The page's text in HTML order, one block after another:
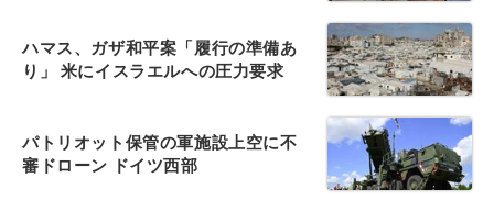
ハマス、ガザ和平案「履行の準備あ
り」 米にイスラエルへの圧力要求
パトリオット保管の軍施設上空に不
審ドローン ドイツ西部